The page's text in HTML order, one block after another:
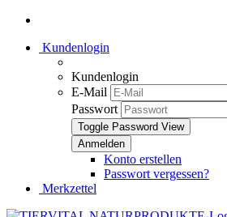
Kundenlogin
Kundenlogin
E-Mail
Passwort
Toggle Password View
Konto erstellen
Passwort vergessen?
Merkzettel